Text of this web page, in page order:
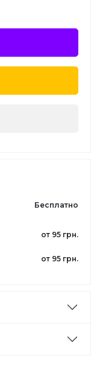
Бесплатно
от 95 грн.
от 95 грн.